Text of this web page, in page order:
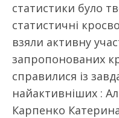
статистики було
статистичні
взяли активну
запропонованих
справилися із
найактивніших :
Карпенко